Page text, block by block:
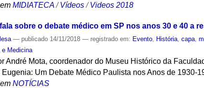
MIDIATECA /Vídeos /Videos 2018
sobre o debate médico em SP nos anos 30 e 40 a
— publicado 14/11/2018— registrado em: Evento História ,capa ,
e Medicina
André Mota, coordenador do Museu Histórico da
Um Debate Médico Paulista nos Anos de 1930-
NOTÍCIAS